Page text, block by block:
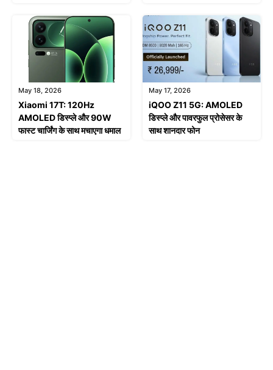
May 18, 2026
Xiaomi 17T: 120Hz
AMOLED डिस्प्ले और 90W
फास्ट चार्जिंग के साथ मचाएगा धमाल
May 17, 2026
iQOO Z11 5G: AMOLED
डिस्प्ले और पावरफुल प्रोसेसर के
साथ शानदार फोन